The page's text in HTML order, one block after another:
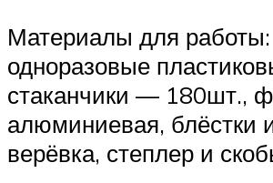
Материалы для работы:
одноразовые
стаканчики — 180шт.,
алюминиевая, блёстки
верёвка, степлер и